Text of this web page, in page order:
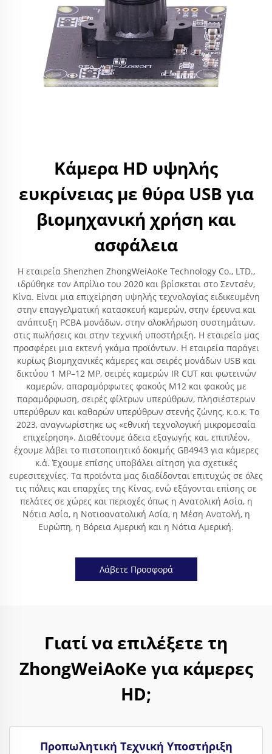
Κάμερα HD υψηλής
ευκρίνειας με θύρα USB για
βιομηχανική χρήση και
ασφάλεια
Η εταιρεία Shenzhen ZhongWeiAoKe Technology Co., LTD.,
ιδρύθηκε τον Απρίλιο του 2020 και βρίσκεται στο Σεντσέν,
Κίνα. Είναι μια επιχείρηση υψηλής τεχνολογίας ειδικευμένη
στην επαγγελματική κατασκευή καμερών, στην έρευνα και
ανάπτυξη PCBA μονάδων, στην ολοκλήρωση συστημάτων,
στις πωλήσεις και στην τεχνική υποστήριξη. Η εταιρεία μας
προσφέρει μια εκτενή γκάμα προϊόντων. Η εταιρεία παράγει
κυρίως βιομηχανικές κάμερες και σειρές μονάδων USB και
δικτύου 1 MP–12 MP, σειρές καμερών IR CUT και φωτεινών
καμερών, απαραμόρφωτες φακούς M12 και φακούς με
παραμόρφωση, σειρές φίλτρων υπερύθρων, πλησιέστερων
υπερύθρων και καθαρών υπερύθρων στενής ζώνης, κ.ο.κ. Το
2023, αναγνωρίστηκε ως «εθνική τεχνολογική μικρομεσαία
επιχείρηση». Διαθέτουμε άδεια εξαγωγής και, επιπλέον,
έχουμε λάβει το πιστοποιητικό δοκιμής GB4943 για κάμερες
κ.ά. Έχουμε επίσης υποβάλει αίτηση για σχετικές
ευρεσιτεχνίες. Τα προϊόντα μας διαδίδονται επιτυχώς σε όλες
τις πόλεις και επαρχίες της Κίνας, ενώ εξάγονται επίσης σε
πελάτες σε χώρες και περιοχές όπως η Ανατολική Ασία, η
Νότια Ασία, η Νοτιοανατολική Ασία, η Μέση Ανατολή, η
Ευρώπη, η Βόρεια Αμερική και η Νότια Αμερική.
Λάβετε Προσφορά
Γιατί να επιλέξετε τη
ZhongWeiAoKe για κάμερες
HD;
Προπωλητική Τεχνική Υποστήριξη